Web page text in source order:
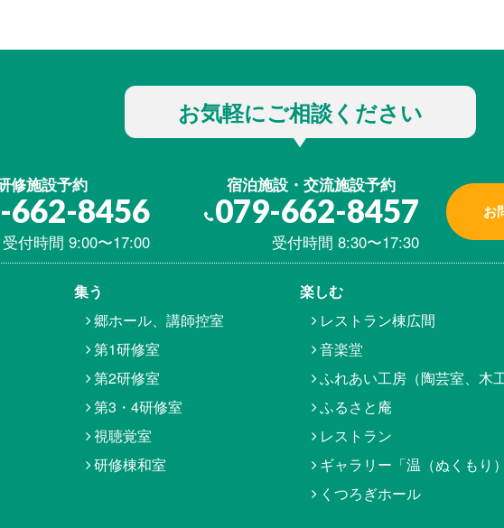
お気軽にご相談ください
修施設予約
662-8456
受付時間 9:00〜17:00
宿泊施設・交流施設予約
079-662-8457
受付時間 8:30〜17:30
お
集う
郷ホール、講師控室
第1研修室
第2研修室
第3・4研修室
視聴覚室
研修棟和室
楽しむ
レストラン棟広間
音楽堂
ふれあい工房（陶芸室、木工
ふるさと庵
レストラン
ギャラリー「温（ぬくもり）
くつろぎホール